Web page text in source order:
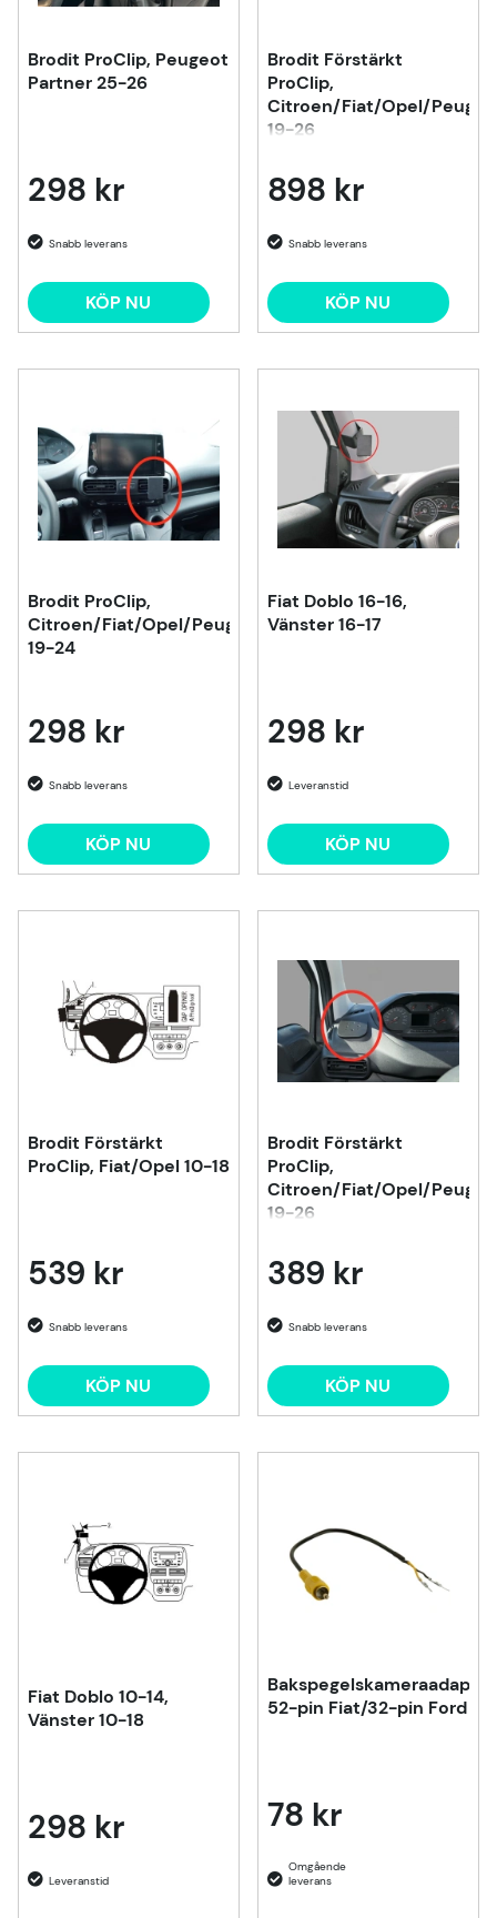
Brodit ProClip, Peugeot
Partner 25-26
298 kr
KÖP NU
Brodit Förstärkt
ProClip,
Citroen/Fiat/Opel/
19-26
898 kr
KÖP NU
Brodit ProClip,
Citroen/Fiat/Opel/Peugeot/Toyota
19-24
298 kr
KÖP NU
Fiat Doblo 16-16,
Vänster 16-17
298 kr
KÖP NU
Brodit Förstärkt
ProClip, Fiat/Opel 10-18
539 kr
KÖP NU
Brodit Förstärkt
ProClip,
Citroen/Fiat/Opel/
19-26
389 kr
KÖP NU
Fiat Doblo 10-14,
Vänster 10-18
298 kr
Bakspegelskameraadapter
52-pin Fiat/32-pin Ford
78 kr